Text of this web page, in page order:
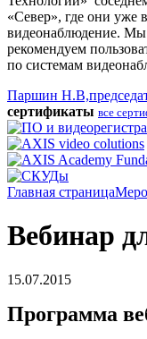
«Север», где они уже
видеонаблюдение. Мы
рекомендуем
по системам
Паршин
сертификаты все
Главная страница
Вебинар
15.07.2015
Программа